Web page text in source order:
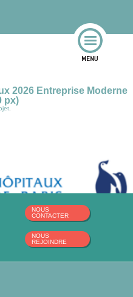
2026 Entreprise Moderne
px)
NOUS
CONTACTER
NOUS
REJOINDRE